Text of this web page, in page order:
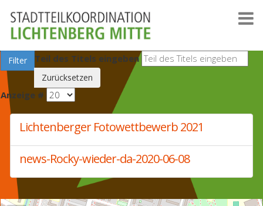
Teil des Titels eingeben
Filter
Zurücksetzen
Anzeige #
Lichtenberger Fotowettbewerb 2021
news-Rocky-wieder-da-2020-06-08